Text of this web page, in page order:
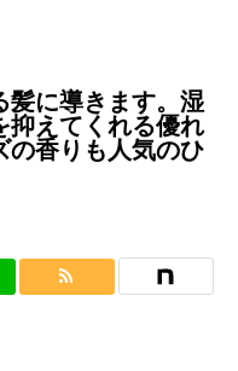
髪に導きます。湿
抑えてくれる優れ
の香りも人気のひ